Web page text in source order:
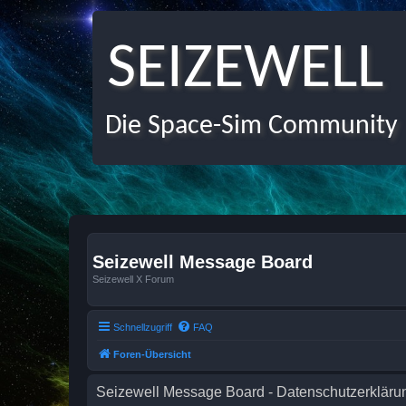
SEIZEWELL
Die Space-Sim Community
Seizewell Message Board
Seizewell X Forum
Schnellzugriff FAQ
Foren-Übersicht
Seizewell Message Board -